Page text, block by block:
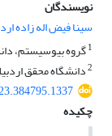
نویسندگان
سینا فیض اله زاده
1گروه بیوسیستم،
2دانشگاه محقق
چکیده